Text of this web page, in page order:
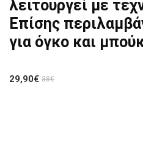
λειτουργεί με
Επίσης
για όγκο και
29,90€ 38€